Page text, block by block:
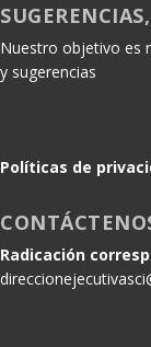
Nuestro objetivo es
y sugerencias
Políticas de
Radicación